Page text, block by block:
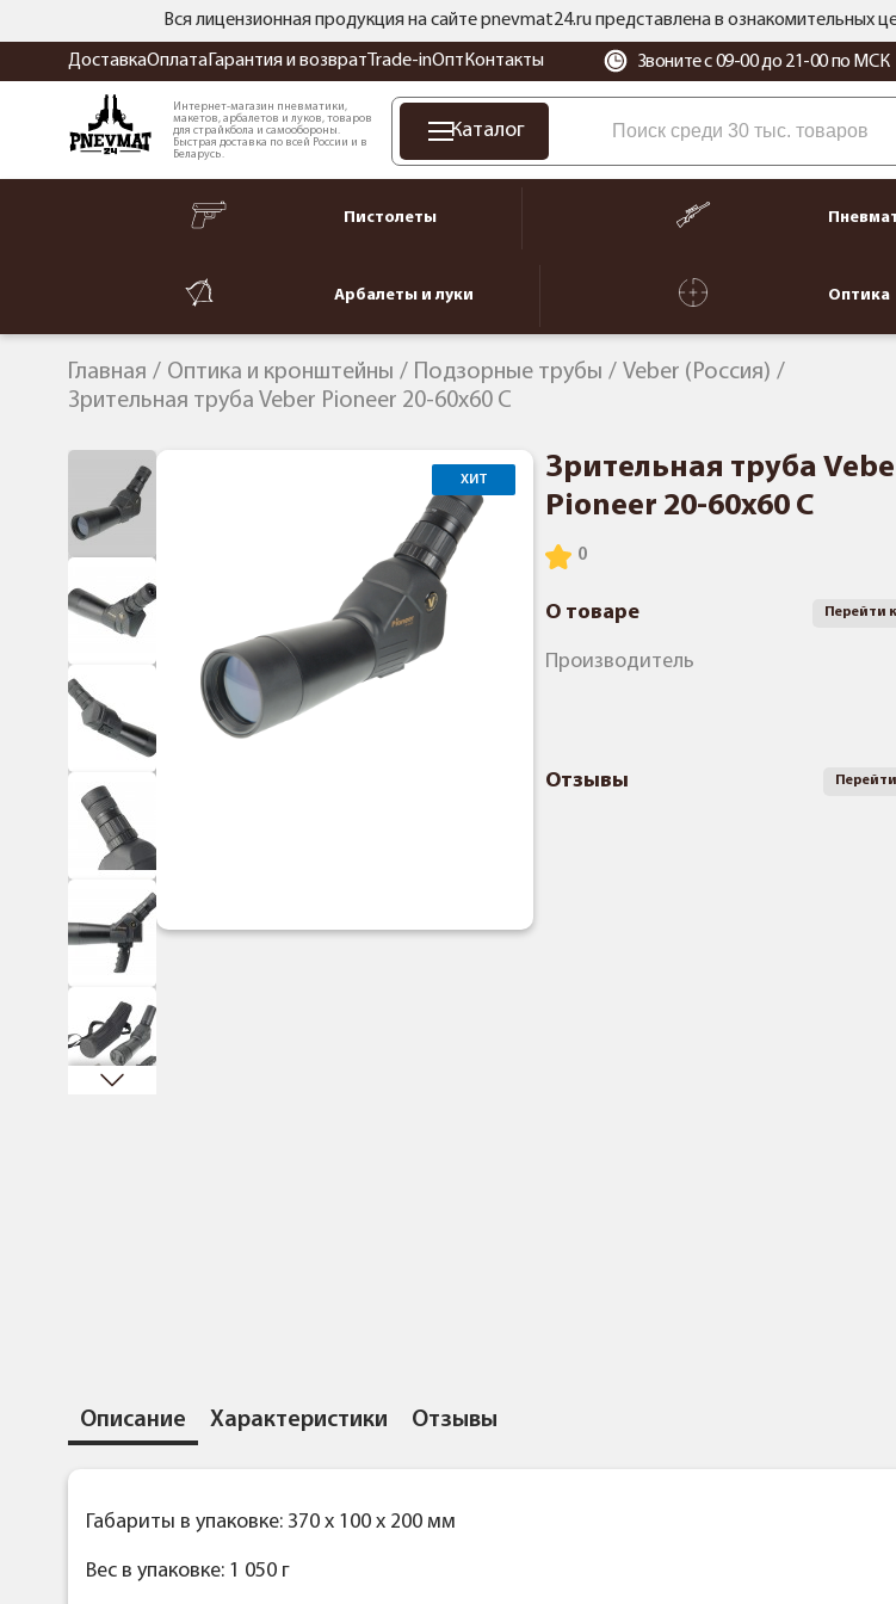
Вся лицензионная продукция на сайте pnevmat24.ru представлена в
ДоставкаОплата Гарантия и возврат Trade-inОпт Контакты Звоните с 09-00 до 21-00 по МСК
Интернет-магазин пневматики,
макетов, арбалетов и луков, товаров
для страйкбола и самообороны.
Быстрая доставка по всей России и в
Беларусь.
Каталог
Пистолеты
Арбалеты и луки Оптика
Главная Оптика и кронштейны Подзорные трубы
Veber (Россия)
Зрительная труба Veber Pioneer 20-60x60 C
ХИТ
Зрительная труба
Pioneer 20-60x60 C
О товаре Перейти
Производитель
Отзывы
Описание Характеристики Отзывы
Габариты в упаковке: 370 x 100 x 200 мм
Вес в упаковке: 1 050 г